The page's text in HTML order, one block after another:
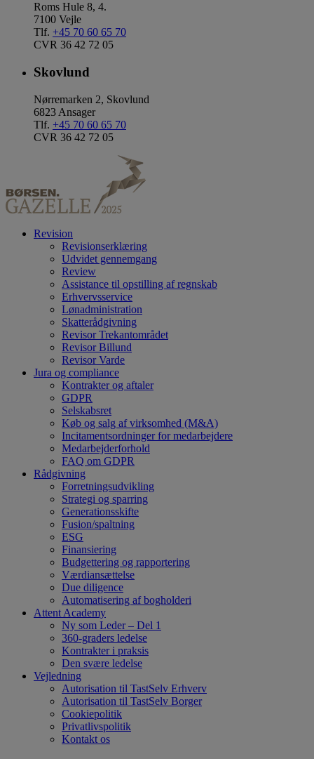
Roms Hule 8, 4.
7100 Vejle
Tlf. +45 70 60 65 70
CVR 36 42 72 05
Skovlund
Nørremarken 2, Skovlund
6823 Ansager
Tlf. +45 70 60 65 70
CVR 36 42 72 05
Revision
Revisionserklæring
Udvidet gennemgang
Review
Assistance til opstilling af regnskab
Erhvervsservice
Lønadministration
Skatterådgivning
Revisor Trekantområdet
Revisor Billund
Revisor Varde
Jura og compliance
Kontrakter og aftaler
GDPR
Selskabsret
Køb og salg af virksomhed (M&A)
Incitamentsordninger for medarbejdere
Medarbejderforhold
FAQ om GDPR
Rådgivning
Forretningsudvikling
Strategi og sparring
Generationsskifte
Fusion/spaltning
ESG
Finansiering
Budgettering og rapportering
Værdiansættelse
Due diligence
Automatisering af bogholderi
Attent Academy
Ny som Leder – Del 1
360-graders ledelse
Kontrakter i praksis
Den svære ledelse
Vejledning
Autorisation til TastSelv Erhverv
Autorisation til TastSelv Borger
Cookiepolitik
Privatlivspolitik
Kontakt os